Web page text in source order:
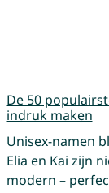
De 50
indruk maken
Unisex-namen
Elia en Kai zijn
modern –